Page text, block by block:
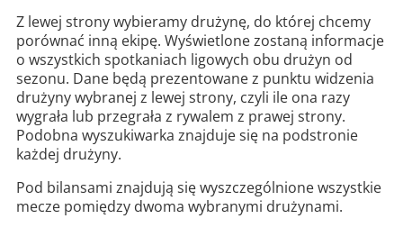
Z lewej strony wybieramy drużynę, do której chcemy
porównać inną ekipę. Wyświetlone zostaną informacje
o wszystkich spotkaniach ligowych obu drużyn od
sezonu. Dane będą prezentowane z punktu widzenia
drużyny wybranej z lewej strony, czyli ile ona razy
wygrała lub przegrała z rywalem z prawej strony.
Podobna wyszukiwarka znajduje się na podstronie
każdej drużyny.
Pod bilansami znajdują się wyszczególnione wszystkie
mecze pomiędzy dwoma wybranymi drużynami.